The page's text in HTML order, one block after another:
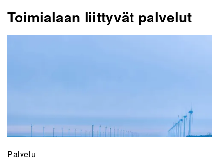
Toimialaan liittyvät palvelut
Palvelu